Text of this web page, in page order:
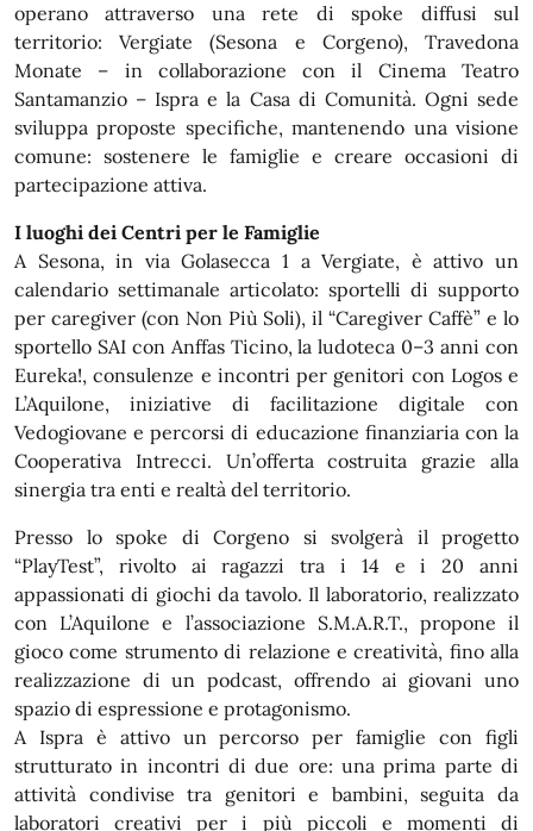
operano attraverso una rete di spoke diffusi sul
territorio: Vergiate (Sesona e Corgeno), Travedona
Monate – in collaborazione con il Cinema Teatro
Santamanzio – Ispra e la Casa di Comunità. Ogni sede
sviluppa proposte specifiche, mantenendo una visione
comune: sostenere le famiglie e creare occasioni di
partecipazione attiva.
I luoghi dei Centri per le Famiglie
A Sesona, in via Golasecca 1 a Vergiate, è attivo un
calendario settimanale articolato: sportelli di supporto
per caregiver (con Non Più Soli), il “Caregiver Caffè” e lo
sportello SAI con Anffas Ticino, la ludoteca 0–3 anni con
Eureka!, consulenze e incontri per genitori con Logos e
L’Aquilone, iniziative di facilitazione digitale con
Vedogiovane e percorsi di educazione finanziaria con la
Cooperativa Intrecci. Un’offerta costruita grazie alla
sinergia tra enti e realtà del territorio.
Presso lo spoke di Corgeno si svolgerà il progetto
“PlayTest”, rivolto ai ragazzi tra i 14 e i 20 anni
appassionati di giochi da tavolo. Il laboratorio, realizzato
con L’Aquilone e l’associazione S.M.A.R.T., propone il
gioco come strumento di relazione e creatività, fino alla
realizzazione di un podcast, offrendo ai giovani uno
spazio di espressione e protagonismo.
A Ispra è attivo un percorso per famiglie con figli
strutturato in incontri di due ore: una prima parte di
attività condivise tra genitori e bambini, seguita da
laboratori creativi per i più piccoli e momenti di